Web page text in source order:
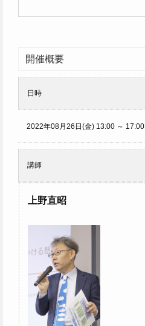
開催概要
日時
2022年08月26日(金) 13:00 ～ 17:00
講師
上野直昭